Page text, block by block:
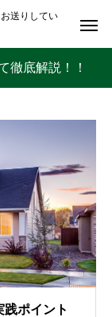
送りしてい
徹底解説！！
ポイント